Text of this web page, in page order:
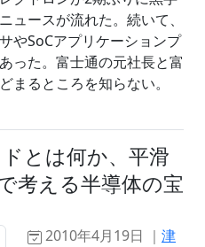
ュースが流れた。続いて、
やSoCアプリケーションプ
った。富士通の元社長と富
まるところを知らない。
とは何か、平滑
考える半導体の宝
2010年4月19日 ｜ 津